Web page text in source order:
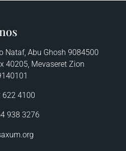
Nataf, Abu Ghosh 9084500
40205, Mevaseret Zion
622 4100
938 3276